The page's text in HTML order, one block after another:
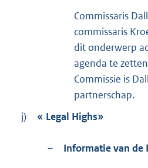
Commissaris
commissaris
dit onderwerp
agenda te
Commissie is
partnerschap.
j)
« Legal Highs»
– Informatie van de